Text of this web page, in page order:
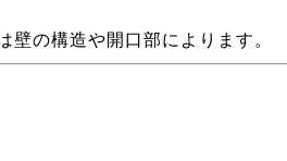
の構造や開口部によります。